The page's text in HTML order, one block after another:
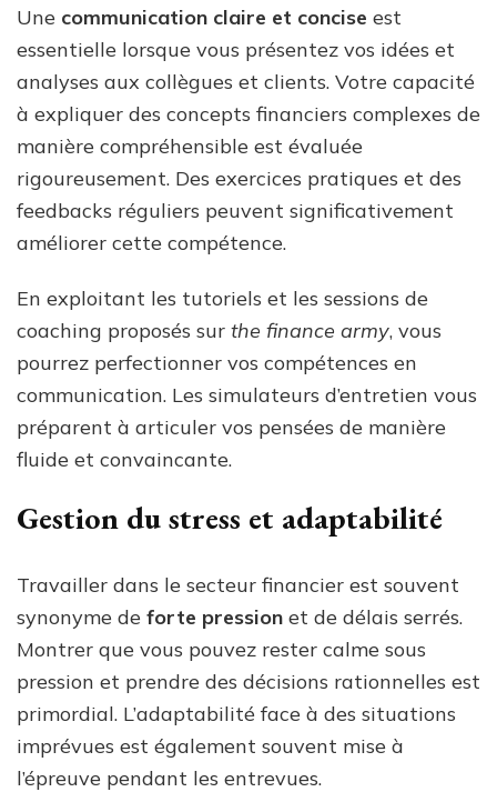
Une communication claire et concise est
essentielle lorsque vous présentez vos idées et
analyses aux collègues et clients. Votre capacité
à expliquer des concepts financiers complexes de
manière compréhensible est évaluée
rigoureusement. Des exercices pratiques et des
feedbacks réguliers peuvent significativement
améliorer cette compétence.
En exploitant les tutoriels et les sessions de
coaching proposés sur the finance army, vous
pourrez perfectionner vos compétences en
communication. Les simulateurs d’entretien vous
préparent à articuler vos pensées de manière
fluide et convaincante.
Gestion du stress et adaptabilité
Travailler dans le secteur financier est souvent
synonyme de forte pression et de délais serrés.
Montrer que vous pouvez rester calme sous
pression et prendre des décisions rationnelles est
primordial. L’adaptabilité face à des situations
imprévues est également souvent mise à
l’épreuve pendant les entrevues.